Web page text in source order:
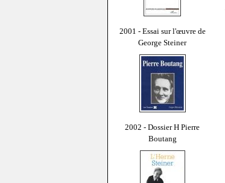
2001 - Essai sur l'œuvre de
George Steiner
2002 - Dossier H Pierre
Boutang